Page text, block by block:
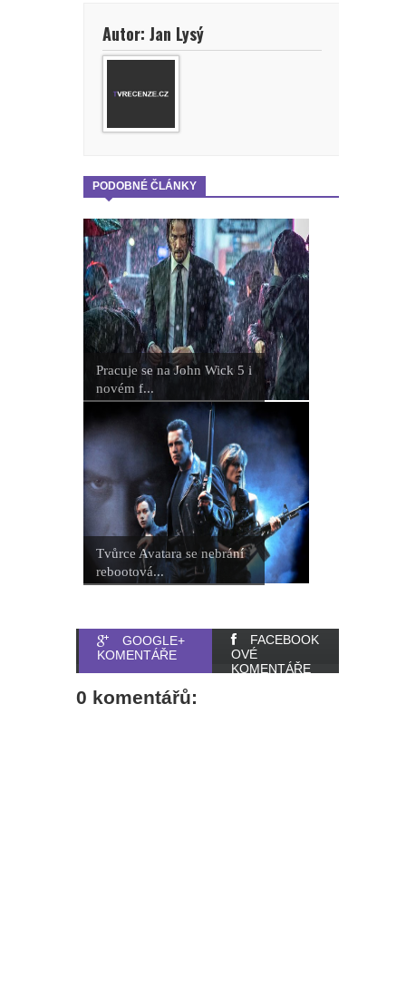
Autor: Jan Lysý
PODOBNÉ ČLÁNKY
Pracuje se na John Wick 5 i
novém f...
Tvůrce Avatara se nebrání
rebootová...
GOOGLE+
KOMENTÁŘE
FACEBOOK
OVÉ
KOMENTÁŘE
0 komentářů: